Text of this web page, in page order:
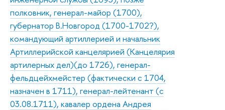
полковник, генерал-майор (1700),
губернатор В.Новгород (1700-1702?),
командующий артиллерией и начальник
Артиллерийской канцелярией (Канцелярия
артилерных дел)(до 1726), генерал-
фельдцейхмейстер (фактически с 1704,
назначен в 1711), генерал-лейтенант (с
03.08.1711), кавалер ордена Андрея